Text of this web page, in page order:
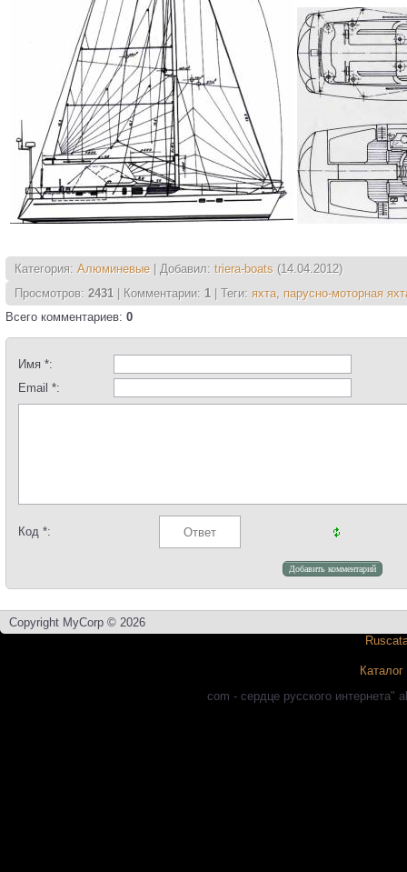
Категория: Алюминевые Добавил: triera-boats (14.04.2012)
Просмотров: 2431 Комментарии: 1 Теги: яхта, парусно-моторная
Всего комментариев: 0
Имя *:
Email *:
Код *:
Copyright MyCorp © 2026
com - сердце русского интернета"